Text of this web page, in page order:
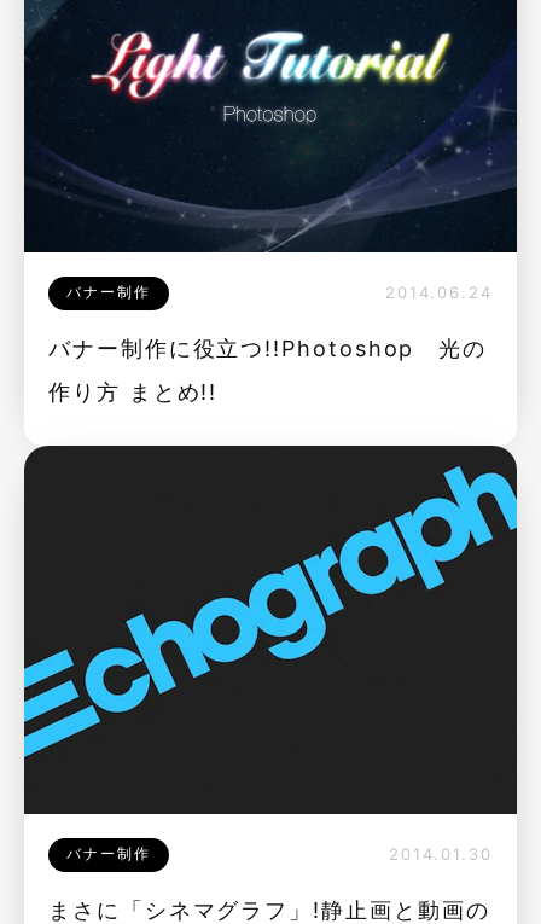
バナー制作 2014.06.24
バナー制作に役立つ!!Photoshop 光の
作り方 まとめ!!
バナー制作 2014.01.30
まさに「シネマグラフ」!静止画と動画の